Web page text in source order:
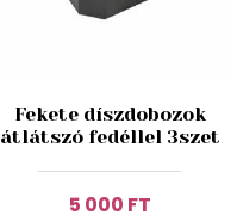
Fekete díszdobozok
átlátszó fedéllel 3szet
5 000 FT